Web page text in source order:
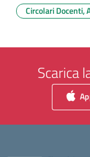
Circolari Docenti,
Scarica